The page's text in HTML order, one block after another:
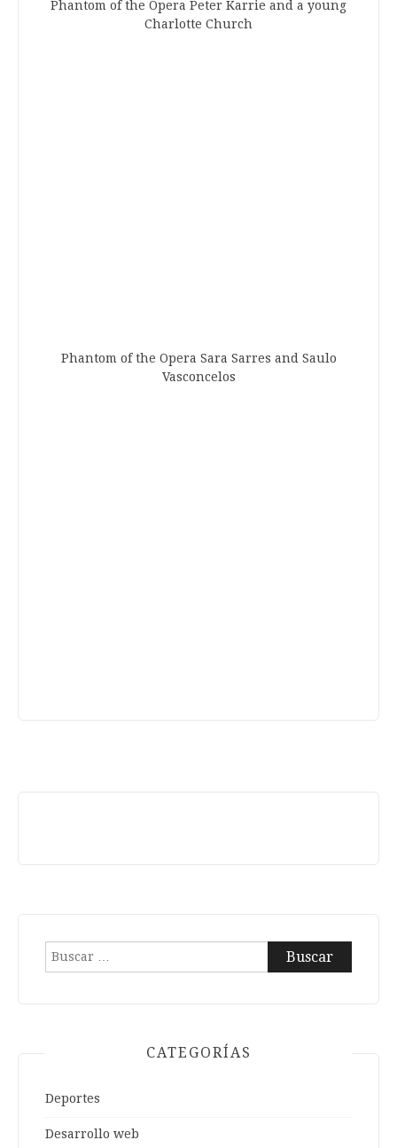
Phantom of the Opera Peter Karrie and a young
Charlotte Church
Phantom of the Opera Sara Sarres and Saulo
Vasconcelos
Buscar:
CATEGORÍAS
Deportes
Desarrollo web